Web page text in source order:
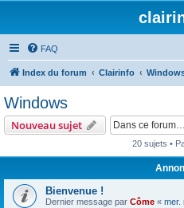
FAQ
Index du forum Clairinfo
Windows
Nouveau sujet
20 sujets •
Bienvenue !
Dernier message par Côme « mer.